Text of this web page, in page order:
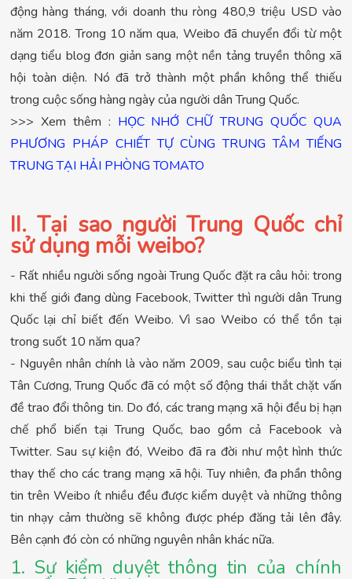
động hàng tháng, với doanh thu ròng 480,9 triệu USD vào
năm 2018. Trong 10 năm qua, Weibo đã chuyển đổi từ một
dạng tiểu blog đơn giản sang một nền tảng truyền thông xã
hội toàn diện. Nó đã trở thành một phần không thể thiếu
trong cuộc sống hàng ngày của người dân Trung Quốc.
>>> Xem thêm : HỌC NHỚ CHỮ TRUNG QUỐC QUA
PHƯƠNG PHÁP CHIẾT TỰ CÙNG TRUNG TÂM TIẾNG
TRUNG TẠI HẢI PHÒNG TOMATO
II. Tại sao người Trung Quốc chỉ
sử dụng mỗi weibo?
- Rất nhiều người sống ngoài Trung Quốc đặt ra câu hỏi: trong
khi thế giới đang dùng Facebook, Twitter thì người dân Trung
Quốc lại chỉ biết đến Weibo. Vì sao Weibo có thể tồn tại
trong suốt 10 năm qua?
- Nguyên nhân chính là vào năm 2009, sau cuộc biểu tình tại
Tân Cương, Trung Quốc đã có một số động thái thắt chặt vấn
đề trao đổi thông tin. Do đó, các trang mạng xã hội đều bị hạn
chế phổ biến tại Trung Quốc, bao gồm cả Facebook và
Twitter. Sau sự kiện đó, Weibo đã ra đời như một hình thức
thay thế cho các trang mạng xã hội. Tuy nhiên, đa phần thông
tin trên Weibo ít nhiều đều được kiểm duyệt và những thông
tin nhạy cảm thường sẽ không được phép đăng tải lên đây.
Bên cạnh đó còn có những nguyên nhân khác nữa.
1. Sự kiểm duyệt thông tin của chính